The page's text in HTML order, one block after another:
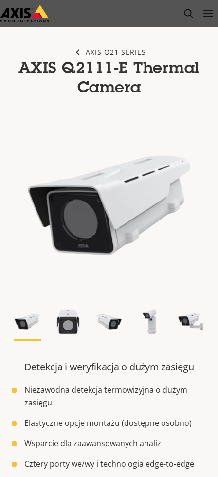
Przejdź
do
open
AXIS Q21 SERIES
AXIS Q2111-E Thermal
Camera
Detekcja i weryfikacja o dużym zasięgu
Niezawodna detekcja termowizyjna o dużym
zasięgu
Elastyczne opcje montażu (dostępne osobno)
Wsparcie dla zaawansowanych analiz
Cztery porty we/wy i technologia edge-to-edge